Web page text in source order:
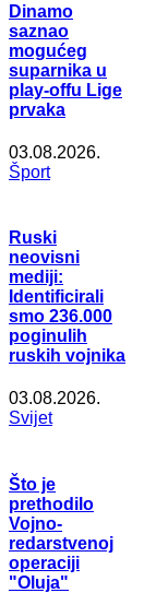
Dinamo
saznao
mogućeg
suparnika u
play-offu Lige
prvaka
03.08.2026.
Šport
Ruski
neovisni
mediji:
Identificirali
smo 236.000
poginulih
ruskih vojnika
03.08.2026.
Svijet
Što je
prethodilo
Vojno-
redarstvenoj
operaciji
"Oluja"